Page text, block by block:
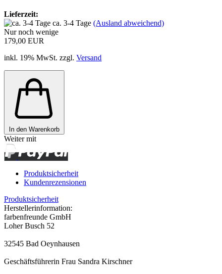
Lieferzeit:
ca. 3-4 Tage (Ausland abweichend)
Nur noch wenige
179,00 EUR
inkl. 19% MwSt. zzgl. Versand
In den Warenkorb
Weiter mit
Produktsicherheit
Kundenrezensionen
Produktsicherheit
Herstellerinformation:
farbenfreunde GmbH
Loher Busch 52
32545 Bad Oeynhausen
Geschäftsführerin Frau Sandra Kirschner